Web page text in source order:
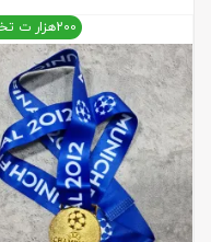
200هزار ت تخفیف